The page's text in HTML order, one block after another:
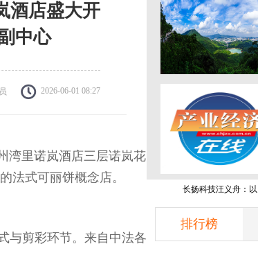
酒店盛大开
中心
2026-06-01 08:27
湾里诺岚酒店三层诺岚花园盛大
法式可丽饼概念店。
与剪彩环节。来自中法各界代
长扬科技汪义舟：以
排行榜